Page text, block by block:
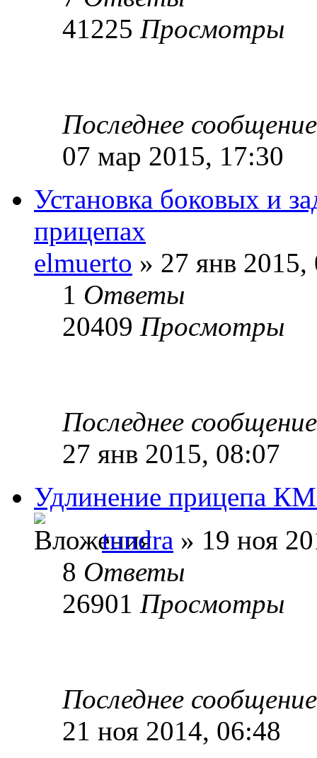
41225 Просмотры
Последнее
07 мар 2015, 17:30
Установка боковых и
прицепах
elmuerto » 27 янв 2015,
1 Ответы
20409 Просмотры
Последнее
27 янв 2015, 08:07
Удлинение прицепа
tundra » 19 ноя
8 Ответы
26901 Просмотры
Последнее
21 ноя 2014, 06:48